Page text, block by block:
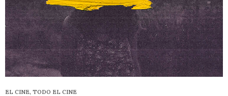
EL CINE, TODO EL CINE